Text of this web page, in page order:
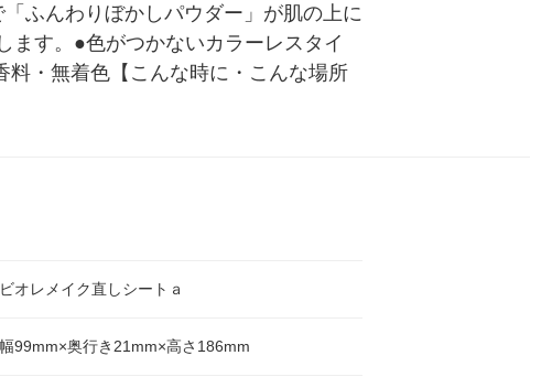
ふんわりぼかしパウダー」が肌の上に
ます。●色がつかないカラーレスタイ
・無着色【こんな時に・こんな場所
ビオレメイク直しシートａ
幅99mm×奥行き21mm×高さ186mm